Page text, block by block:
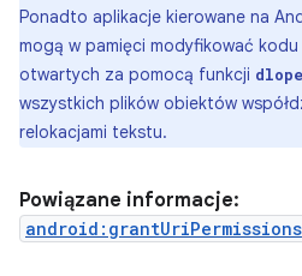
Ponadto aplikacje kierowane na
mogą w pamięci modyfikować
otwartych za pomocą funkcji
wszystkich plików obiektów
relokacjami tekstu.
Powiązane informacje:
android:grantUriPermissions